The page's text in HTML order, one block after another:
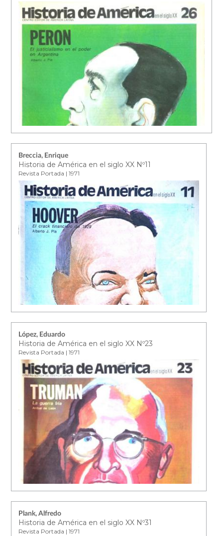
Breccia, Enrique
Historia de América en el siglo XX Nº11
Revista Portada | 1971
López, Eduardo
Historia de América en el siglo XX Nº23
Revista Portada | 1971
Plank, Alfredo
Historia de América en el siglo XX Nº31
Revista Portada | 1971